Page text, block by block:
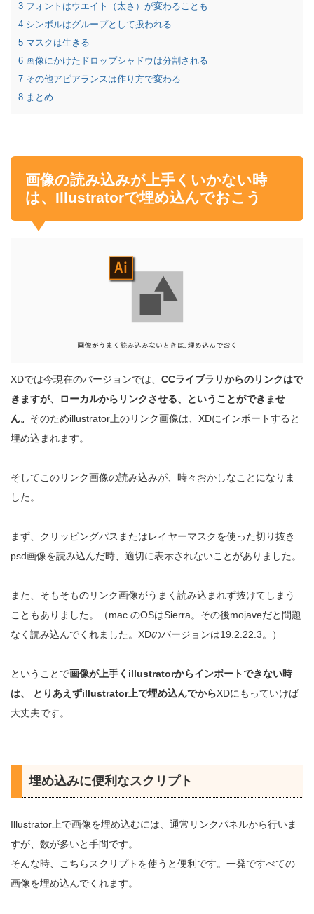
3 フォントはウエイト（太さ）が変わることも
4 シンボルはグループとして扱われる
5 マスクは生きる
6 画像にかけたドロップシャドウは分割される
7 その他アピアランスは作り方で変わる
8 まとめ
画像の読み込みが上手くいかない時
は、Illustratorで埋め込んでおこう
XDでは今現在のバージョンでは、 CCライブラリからのリンクはで
きますが、ローカルからリンクさせる、ということができませ
ん。 そのためillustrator上のリンク画像は、XDにインポートすると
埋め込まれます。
そしてこのリンク画像の読み込みが、時々おかしなことになりま
した。
まず、クリッピングパスまたはレイヤーマスクを使った切り抜き
psd画像を読み込んだ時、適切に表示されないことがありました。
また、そもそものリンク画像がうまく読み込まれず抜けてしまう
こともありました。（mac のOSはSierra。その後mojaveだと問題
なく読み込んでくれました。XDのバージョンは19.2.22.3。）
ということで画像が上手くillustratorからインポートできない時
は、 とりあえずillustrator上で埋め込んでからXDにもっていけば
大丈夫です。
埋め込みに便利なスクリプト
Illustrator上で画像を埋め込むには、通常リンクパネルから行いま
すが、数が多いと手間です。
そんな時、こちらスクリプトを使うと便利です。一発ですべての
画像を埋め込んでくれます。